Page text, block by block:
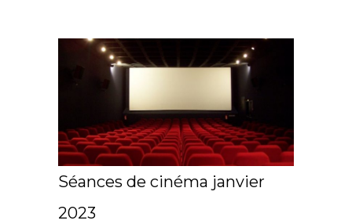
Séances de cinéma janvier
2023